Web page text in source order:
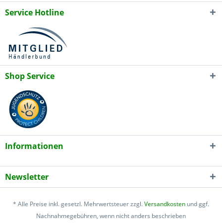
Service Hotline
Shop Service
Informationen
Newsletter
* Alle Preise inkl. gesetzl. Mehrwertsteuer zzgl.Versandkosten und ggf.
Nachnahmegebühren, wenn nicht anders beschrieben